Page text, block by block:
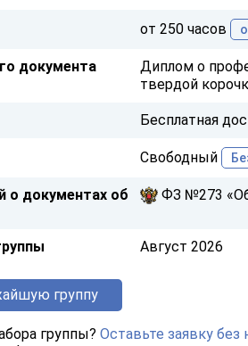
от 250 часов
документа
Диплом о
твердой
Бесплатная
Свободный
о документах об
ФЗ №273 «Об
Август 2026
группу
группы? Оставьте заявку без